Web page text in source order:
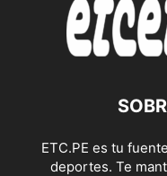
ETC.PE es tu
deportes. Te